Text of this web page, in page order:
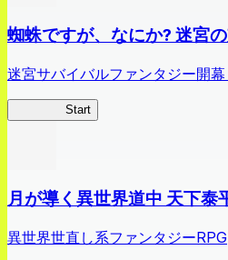
蜘蛛ですが、なにか? 迷宮
迷宮サバイバルファンタジー開幕
Start
月が導く異世界道中 天下泰
異世界世直し系ファンタジーRPG